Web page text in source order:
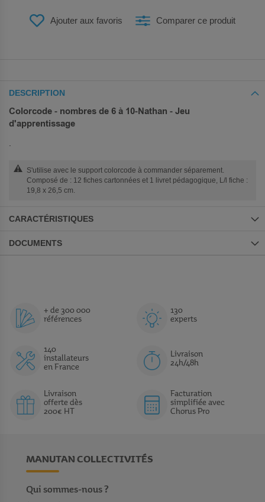
Ajouter aux favoris Comparer ce produit
DESCRIPTION
Colorcode - nombres de 6 à 10-Nathan - Jeu
d'apprentissage
.
S'utilise avec le support colorcode à commander séparement.
Composé de : 12 fiches cartonnées et 1 livret pédagogique, L/l fiche :
19,8 x 26,5 cm.
CARACTÉRISTIQUES
DOCUMENTS
+ de 300 000
références
130
experts
140
installateurs
en France
Livraison
24h/48h
Livraison
offerte dès
200€ HT
Facturation
simplifiée avec
Chorus Pro
MANUTAN COLLECTIVITÉS
Qui sommes-nous ?